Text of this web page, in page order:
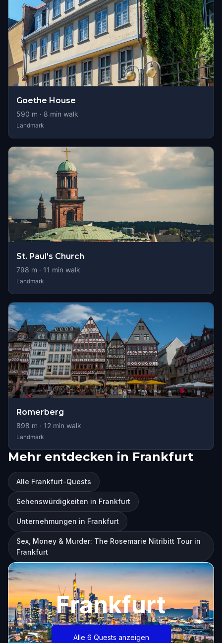
Goethe House
590 m · 8 min walk
Landmark
St. Paul's Church
798 m · 11 min walk
Landmark
Romerberg
898 m · 12 min walk
Landmark
Mehr entdecken in Frankfurt
Alle Frankfurt-Quests
Sehenswürdigkeiten in Frankfurt
Unternehmungen in Frankfurt
Sex, Money & Murder: The Rosemarie Nitribitt Tour in
Frankfurt
Frankfurt
Alle 6 Quests anzeigen